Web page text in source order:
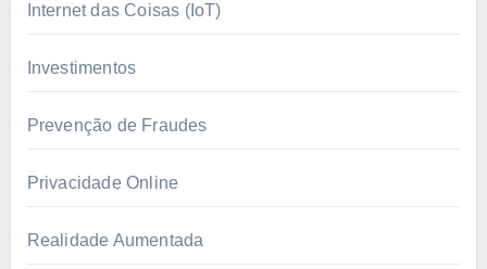
Internet das Coisas (IoT)
Investimentos
Prevenção de Fraudes
Privacidade Online
Realidade Aumentada